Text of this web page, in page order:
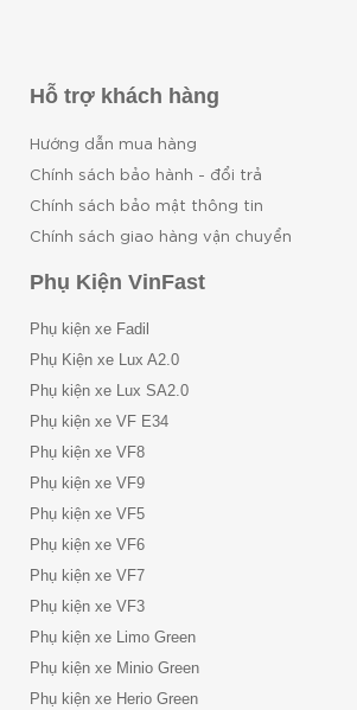
Hỗ trợ khách hàng
Hướng dẫn mua hàng
Chính sách bảo hành - đổi trả
Chính sách bảo mật thông tin
Chính sách giao hàng vận chuyển
Phụ Kiện VinFast
Phụ kiện xe Fadil
Phụ Kiện xe Lux A2.0
Phụ kiện xe Lux SA2.0
Phụ kiện xe VF E34
Phụ kiện xe VF8
Phụ kiện xe VF9
Phụ kiện xe VF5
Phụ kiện xe VF6
Phụ kiện xe VF7
Phụ kiện xe VF3
Phụ kiện xe Limo Green
Phụ kiện xe Minio Green
Phụ kiện xe Herio Green